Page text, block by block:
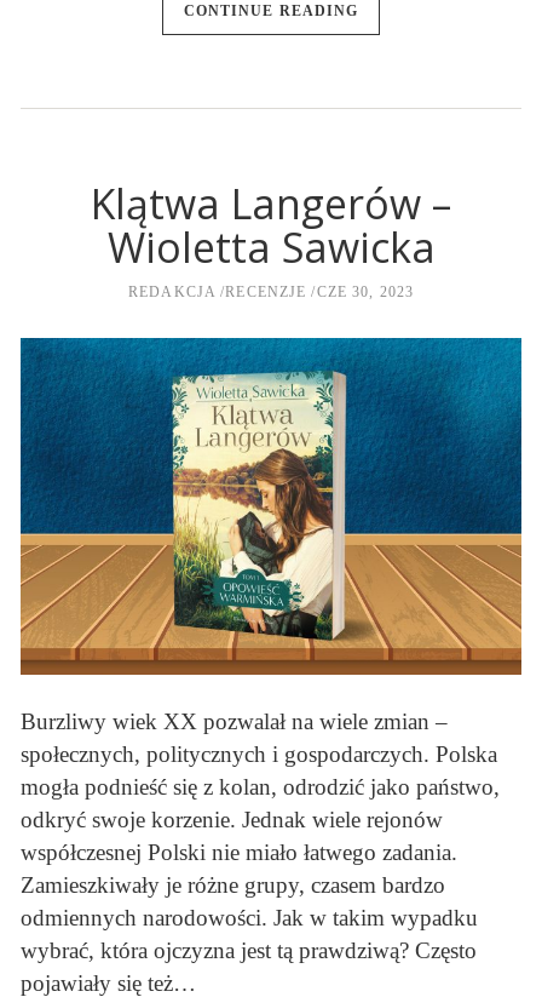
CONTINUE READING
Klątwa Langerów –
Wioletta Sawicka
REDAKCJA RECENZJE CZE 30, 2023
Burzliwy wiek XX pozwalał na wiele zmian –
społecznych, politycznych i gospodarczych. Polska
mogła podnieść się z kolan, odrodzić jako państwo,
odkryć swoje korzenie. Jednak wiele rejonów
współczesnej Polski nie miało łatwego zadania.
Zamieszkiwały je różne grupy, czasem bardzo
odmiennych narodowości. Jak w takim wypadku
wybrać, która ojczyzna jest tą prawdziwą? Często
pojawiały się też…